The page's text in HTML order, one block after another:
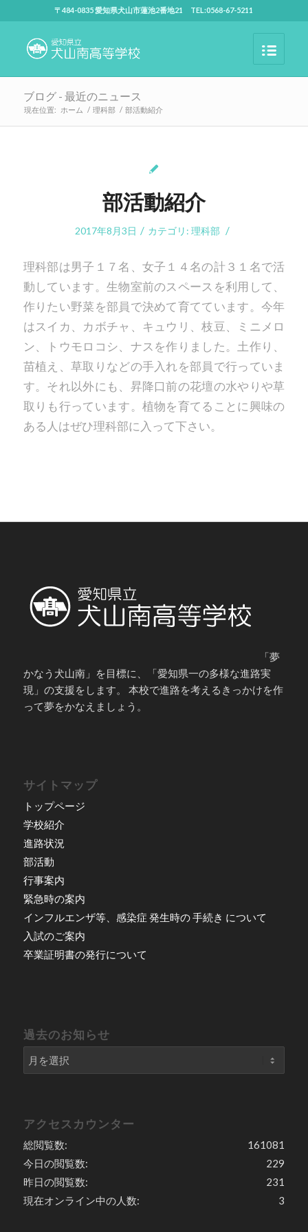
〒484-0835 愛知県犬山市蓮池2番地21 TEL:0568-67-5211
ブログ - 最近のニュース
現在位置: ホーム / 理科部 / 部活動紹介
部活動紹介
2017年8月3日 / カテゴリ: 理科部 /
理科部は男子１７名、女子１４名の計３１名で活
動しています。生物室前のスペースを利用して、
作りたい野菜を部員で決めて育てています。今年
はスイカ、カボチャ、キュウリ、枝豆、ミニメロ
ン、トウモロコシ、ナスを作りました。土作り、
苗植え、草取りなどの手入れを部員で行っていま
す。それ以外にも、昇降口前の花壇の水やりや草
取りも行っています。植物を育てることに興味の
ある人はぜひ理科部に入って下さい。
「夢
かなう犬山南」を目標に、「愛知県一の多様な進路実
現」の支援をします。 本校で進路を考えるきっかけを作
って夢をかなえましょう。
サイトマップ
トップページ
学校紹介
進路状況
部活動
行事案内
緊急時の案内
インフルエンザ等、感染症 発生時の 手続き について
入試のご案内
卒業証明書の発行について
過去のお知らせ
アクセスカウンター
161081
総閲覧数:
229
今日の閲覧数:
231
昨日の閲覧数:
3
現在オンライン中の人数: